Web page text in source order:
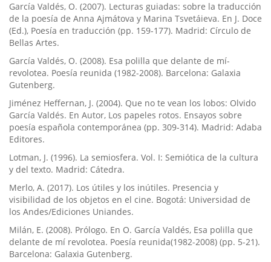
Garcí­a Valdés, O. (2007). Lecturas guiadas: sobre la traducción
de la poesí­a de Anna Ajmátova y Marina Tsvetáieva. En J. Doce
(Ed.), Poesí­a en traducción (pp. 159-177). Madrid: Cí­rculo de
Bellas Artes.
Garcí­a Valdés, O. (2008). Esa polilla que delante de mí­
revolotea. Poesí­a reunida (1982-2008). Barcelona: Galaxia
Gutenberg.
Jiménez Heffernan, J. (2004). Que no te vean los lobos: Olvido
Garcí­a Valdés. En Autor, Los papeles rotos. Ensayos sobre
poesí­a española contemporánea (pp. 309-314). Madrid: Adaba
Editores.
Lotman, J. (1996). La semiosfera. Vol. I: Semiótica de la cultura
y del texto. Madrid: Cátedra.
Merlo, A. (2017). Los útiles y los inútiles. Presencia y
visibilidad de los objetos en el cine. Bogotá: Universidad de
los Andes/Ediciones Uniandes.
Milán, E. (2008). Prólogo. En O. Garcí­a Valdés, Esa polilla que
delante de mí­ revolotea. Poesí­a reunida(1982-2008) (pp. 5-21).
Barcelona: Galaxia Gutenberg.